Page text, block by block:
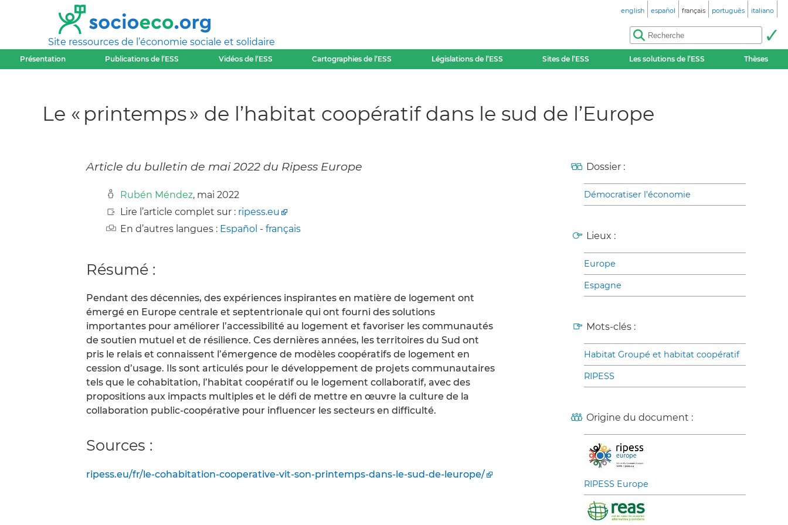
Site ressources de l’économie sociale et solidaire
english español français português italiano
Présentation Publications de l’ESS Vidéos de l’ESS Cartographies de l’ESS Législations de l’ESS Sites de l’ESS Les solutions de l’ESS Thèses
Le « printemps » de l’habitat coopératif dans le sud de l’Europe
Article du bulletin de mai 2022 du Ripess Europe
Rubén Méndez, mai 2022
Lire l’article complet sur : ripess.eu
En d’autres langues : Español - français
Résumé :
Pendant des décennies, des expériences inspirantes en matière de logement ont
émergé en Europe centrale et septentrionale qui ont fourni des solutions
importantes pour améliorer l’accessibilité au logement et favoriser les communautés
de soutien mutuel et de résilience. Ces dernières années, les territoires du Sud ont
pris le relais et connaissent l’émergence de modèles coopératifs de logement en
cession d’usage. Ils sont articulés pour le développement de projets communautaires
tels que le cohabitation, l’habitat coopératif ou le logement collaboratif, avec des
propositions aux impacts multiples et le défi de mettre en œuvre la culture de la
collaboration public-coopérative pour influencer les secteurs en difficulté.
Sources :
ripess.eu/fr/le-cohabitation-cooperative-vit-son-printemps-dans-le-sud-de-leurope/
Dossier :
Démocratiser l’économie
Lieux :
Europe
Espagne
Mots-clés :
Habitat Groupé et habitat coopératif
RIPESS
Origine du document :
RIPESS Europe